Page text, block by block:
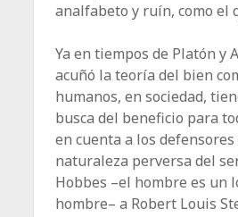
analfabeto y ruín, como el
Ya en tiempos de Platón y
acuñó la teoría del bien
humanos, en sociedad,
busca del beneficio para
en cuenta a los defensores
naturaleza perversa del
Hobbes –el hombre es un
hombre– a Robert Louis